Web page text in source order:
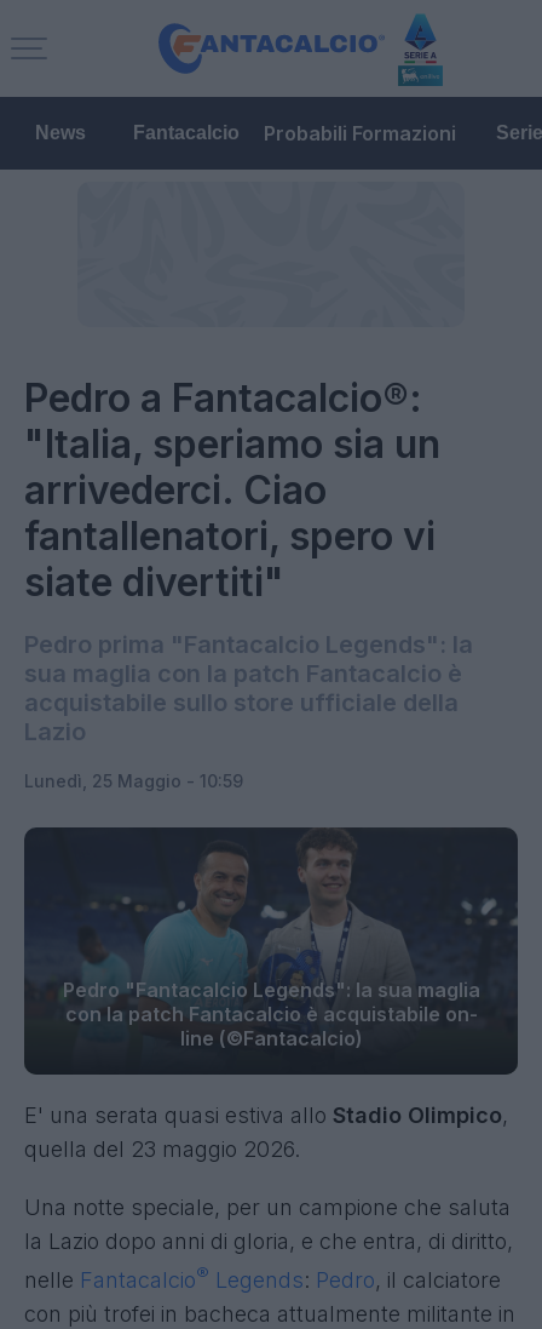
News Fantacalcio Probabili Formazioni
Pedro a Fantacalcio®:
"Italia, speriamo sia un
arrivederci. Ciao
fantallenatori, spero vi
siate divertiti"
Pedro prima "Fantacalcio Legends": la
sua maglia con la patch Fantacalcio è
acquistabile sullo store ufficiale della
Lazio
Lunedì, 25 Maggio - 10:59
Pedro "Fantacalcio Legends": la sua maglia
con la patch Fantacalcio è acquistabile on-
line (©Fantacalcio)
E' una serata quasi estiva allo Stadio Olimpico,
quella del 23 maggio 2026.
Una notte speciale, per un campione che saluta
la Lazio dopo anni di gloria, e che entra, di diritto,
nelle Fantacalcio® Legends: Pedro, il calciatore
con più trofei in bacheca attualmente militante in